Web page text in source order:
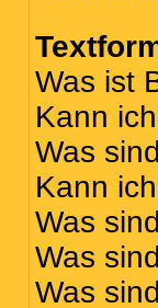
Was ist
Kann
Was
Kann
Was
Was
Was